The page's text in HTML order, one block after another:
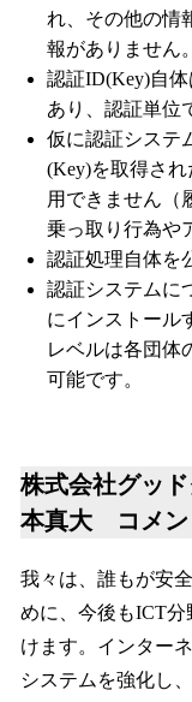
れ、その他の情
報がありません。
認証ID(Key)自
あり、認証単位
仮に認証システ
(Key)を取得さ
用できません（
乗っ取り行為や
認証処理自体を
認証システムに
にインストール
レベルは各団体
可能です。
株式会社グッ
本真大 コメン
我々は、誰もが安
めに、今後もICT
けます。インター
システムを強化し